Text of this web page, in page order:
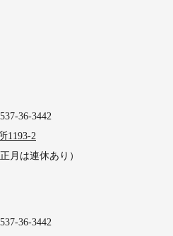
36-3442
1193-2
月は連休あり）
36-3442